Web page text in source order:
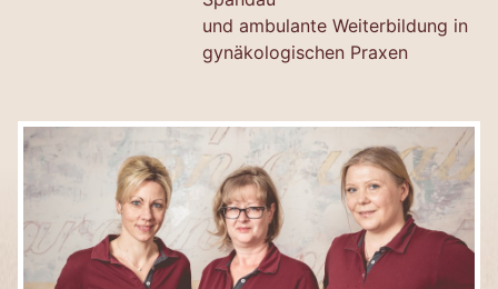
und ambulante Weiterbildung in
gynäkologischen Praxen